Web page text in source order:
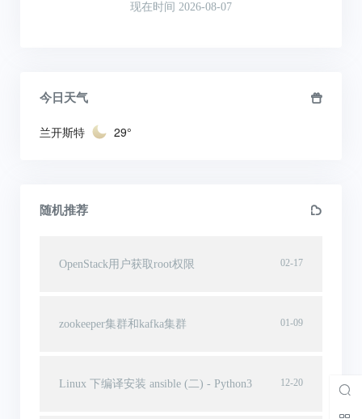
现在时间 2026-08-07
今日天气
兰开斯特 29°
随机推荐
02-17
OpenStack用户获取root权限
01-09
zookeeper集群和kafka集群
12-20
Linux 下编译安装 ansible (二) - Python3